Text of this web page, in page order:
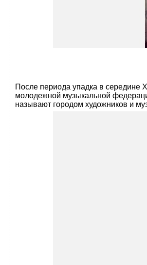
После периода упадка в середине
молодежной музыкальной
называют городом художников и